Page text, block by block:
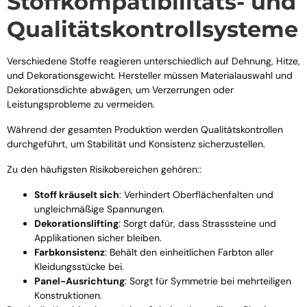
Qualitätskontrollsysteme
Verschiedene Stoffe reagieren unterschiedlich auf Dehnung, Hitze,
und Dekorationsgewicht. Hersteller müssen Materialauswahl und
Dekorationsdichte abwägen, um Verzerrungen oder
Leistungsprobleme zu vermeiden.
Während der gesamten Produktion werden Qualitätskontrollen
durchgeführt, um Stabilität und Konsistenz sicherzustellen.
Zu den häufigsten Risikobereichen gehören::
Stoff kräuselt sich: Verhindert Oberflächenfalten und
ungleichmäßige Spannungen.
Dekorationslifting: Sorgt dafür, dass Strasssteine ​​und
Applikationen sicher bleiben.
Farbkonsistenz: Behält den einheitlichen Farbton aller
Kleidungsstücke bei.
Panel-Ausrichtung: Sorgt für Symmetrie bei mehrteiligen
Konstruktionen.